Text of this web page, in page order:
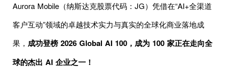
Aurora Mobile（纳斯达克股票代码：JG）凭借在“AI+全渠道
客户互动”领域的卓越技术实力与真实的全球化商业落地成
果， 成功登榜 2026 Global AI 100，成为 100 家正在走向全
球的杰出 AI 企业之一！